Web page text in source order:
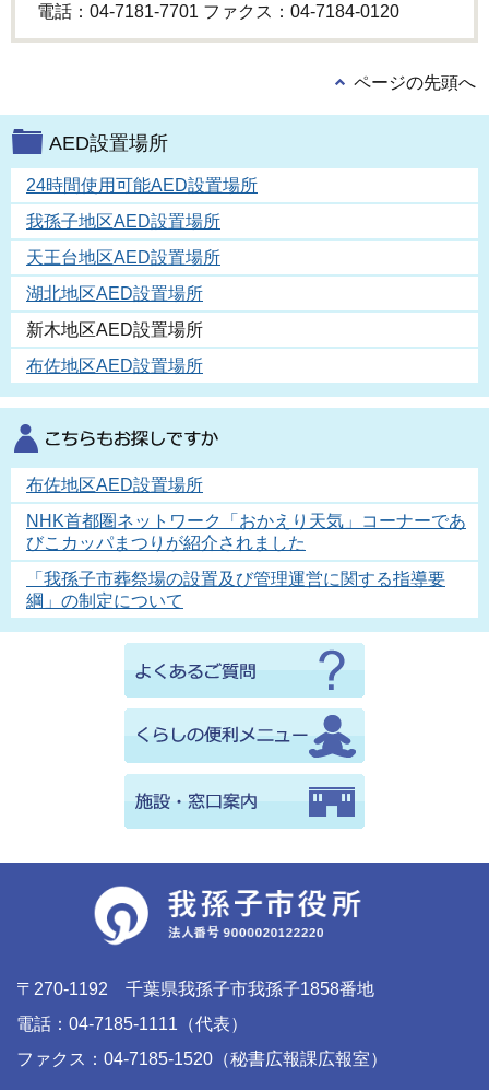
電話：04-7181-7701 ファクス：04-7184-0120
ページの先頭へ
AED設置場所
24時間使用可能AED設置場所
我孫子地区AED設置場所
天王台地区AED設置場所
湖北地区AED設置場所
新木地区AED設置場所
布佐地区AED設置場所
布佐地区AED設置場所
NHK首都圏ネットワーク「おかえり天気」コーナーであ
びこカッパまつりが紹介されました
「我孫子市葬祭場の設置及び管理運営に関する指導要
綱」の制定について
〒270-1192 千葉県我孫子市我孫子1858番地
電話：04-7185-1111（代表）
ファクス：04-7185-1520（秘書広報課広報室）